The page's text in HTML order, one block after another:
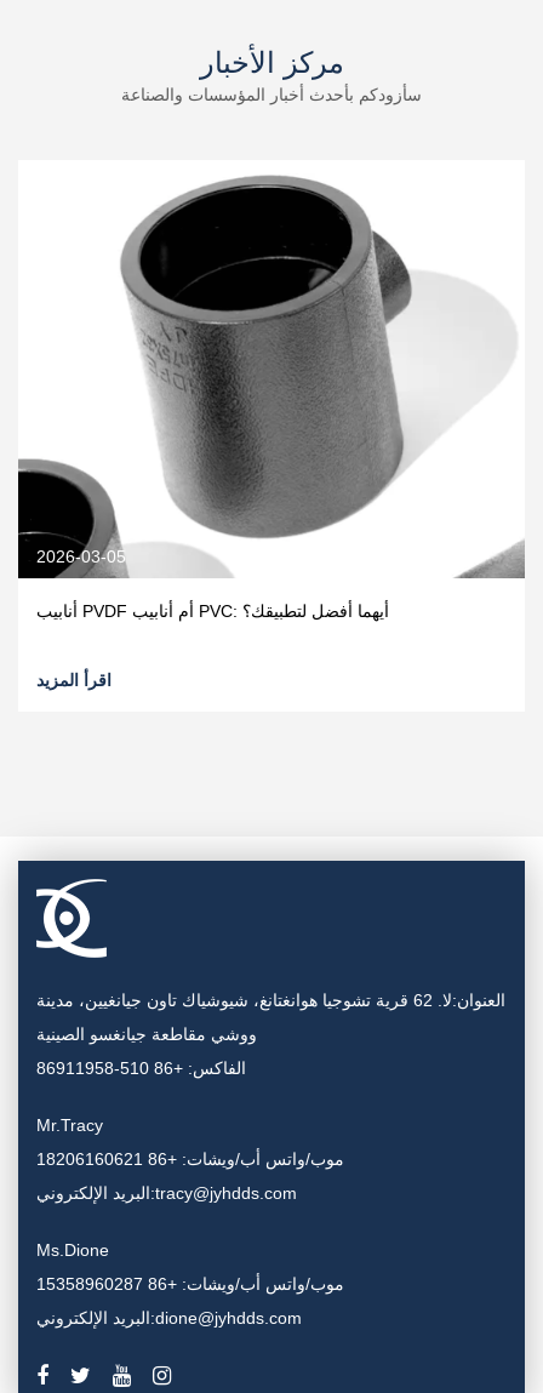
مركز الأخبار
سأزودكم بأحدث أخبار المؤسسات والصناعة
2026-03-05
أنابيب PVDF أم أنابيب PVC: أيهما أفضل لتطبيقك؟
اقرأ المزيد
العنوان:لا. 62 قرية تشوجيا هوانغتانغ، شيوشياك تاون جيانغيين، مدينة
ووشي مقاطعة جيانغسو الصينية
الفاكس: +86 510-86911958
Mr.Tracy
موب/واتس أب/ويشات: +86 18206160621
البريد الإلكتروني:tracy@jyhdds.com
Ms.Dione
موب/واتس أب/ويشات: +86 15358960287
البريد الإلكتروني:dione@jyhdds.com